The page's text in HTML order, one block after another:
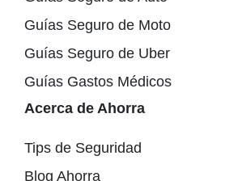
Guías Seguro de Moto
Guías Seguro de Uber
Guías Gastos Médicos
Acerca de Ahorra
Tips de Seguridad
Blog Ahorra